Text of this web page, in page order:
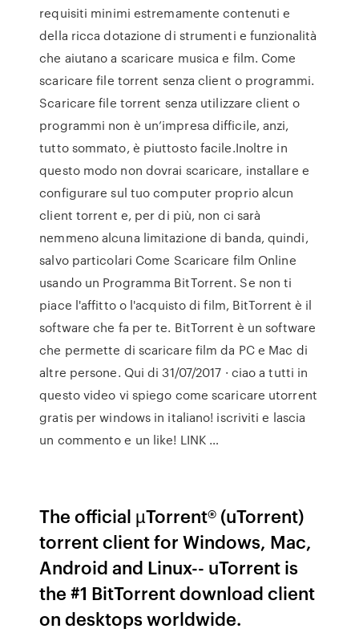
requisiti minimi estremamente contenuti e
della ricca dotazione di strumenti e funzionalità
che aiutano a scaricare musica e film. Come
scaricare file torrent senza client o programmi.
Scaricare file torrent senza utilizzare client o
programmi non è un’impresa difficile, anzi,
tutto sommato, è piuttosto facile.Inoltre in
questo modo non dovrai scaricare, installare e
configurare sul tuo computer proprio alcun
client torrent e, per di più, non ci sarà
nemmeno alcuna limitazione di banda, quindi,
salvo particolari Come Scaricare film Online
usando un Programma BitTorrent. Se non ti
piace l'affitto o l'acquisto di film, BitTorrent è il
software che fa per te. BitTorrent è un software
che permette di scaricare film da PC e Mac di
altre persone. Qui di 31/07/2017 · ciao a tutti in
questo video vi spiego come scaricare utorrent
gratis per windows in italiano! iscriviti e lascia
un commento e un like! LINK …
The official µTorrent® (uTorrent)
torrent client for Windows, Mac,
Android and Linux-- uTorrent is
the #1 BitTorrent download client
on desktops worldwide.